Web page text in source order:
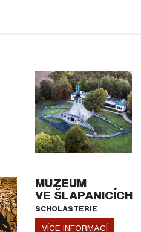
MUZEUM
VE ŠLAPANICÍCH
SCHOLASTERIE
VÍCE INFORMACÍ